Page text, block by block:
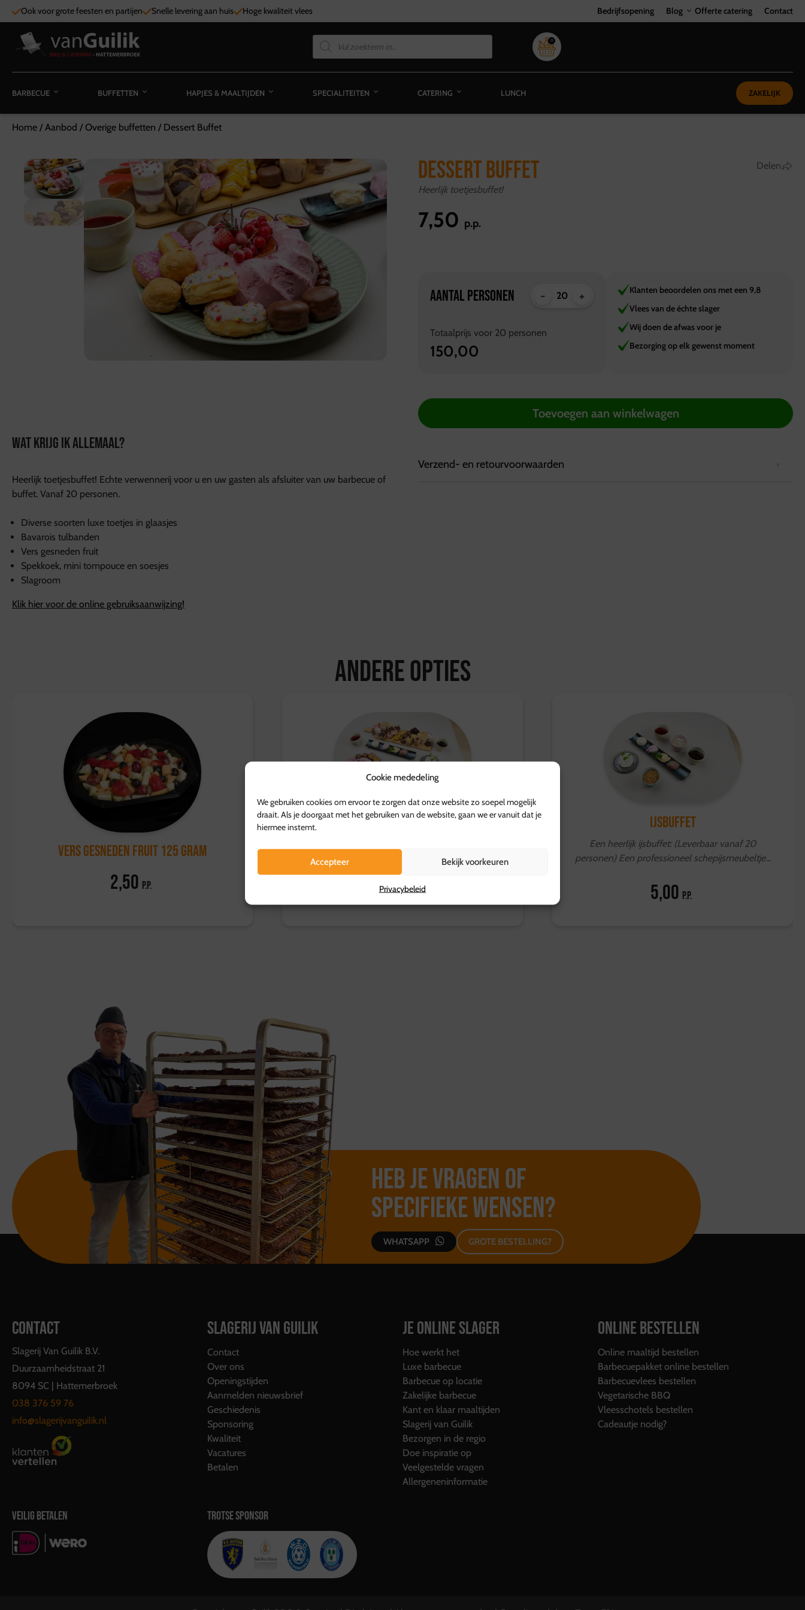
Cookie mededeling
We gebruiken cookies om ervoor te zorgen dat onze website zo soepel mogelijk
draait. Als je doorgaat met het gebruiken van de website, gaan we er vanuit dat je
hiermee instemt.
Accepteer Bekijk voorkeuren
Privacybeleid
Ook voor grote feesten en partijen Snelle levering aan huis Hoge kwaliteit vlees Bedrijfsopening Blog Offerte catering Contact
0
BARBECUE BUFFETTEN HAPJES & MAALTIJDEN SPECIALITEITEN CATERING LUNCH ZAKELIJK
Home /Aanbod /Overige buffetten / Dessert Buffet
WAT KRIJG IK ALLEMAAL?
Heerlijk toetjesbuffet! Echte verwennerij voor u en uw gasten als afsluiter van uw barbecue of
buffet. Vanaf 20 personen.
Diverse soorten luxe toetjes in glaasjes
Bavarois tulbanden
Vers gesneden fruit
Spekkoek, mini tompouce en soesjes
Slagroom
Klik hier voor de online gebruiksaanwijzing!
DESSERT BUFFET Delen
Heerlijk toetjesbuffet!
7,50 p.p.
AANTAL PERSONEN - +
Totaalprijs voor 20 personen
150,00
Klanten beoordelen ons met een 9,8
Vlees van de échte slager
Wij doen de afwas voor je
Bezorging op elk gewenst moment
Toevoegen aan winkelwagen
Verzend- en retourvoorwaarden
Andere opties
Vers gesneden fruit 125 gram
2,50 p.p.
IJsbuffet Royal
10,00p.p.
IJsbuffet
Een heerlijk ijsbuffet: (Leverbaar vanaf 20
personen) Een professioneel schepijsmeubeltje...
5,00 p.p.
Heb je vragen of
specifieke wensen?
WHATSAPP GROTE BESTELLING?
CONTACT
Slagerij Van Guilik B.V.
Duurzaamheidstraat 21
8094 SC | Hattemerbroek
038 376 59 76
info@slagerijvanguilik.nl
SLAGERIJ VAN GUILIK
Contact
Over ons
Openingstijden
Aanmelden nieuwsbrief
Geschiedenis
Sponsoring
Kwaliteit
Vacatures
Betalen
JE ONLINE SLAGER
Hoe werkt het
Luxe barbecue
Barbecue op locatie
Zakelijke barbecue
Kant en klaar maaltijden
Slagerij van Guilik
Bezorgen in de regio
Doe inspiratie op
Veelgestelde vragen
Allergeneninformatie
ONLINE BESTELLEN
Online maaltijd bestellen
Barbecuepakket online bestellen
Barbecuevlees bestellen
Vegetarische BBQ
Vleesschotels bestellen
Cadeautje nodig?
VEILIG BETALEN TROTSE SPONSOR